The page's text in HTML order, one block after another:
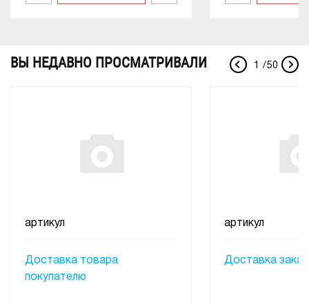
ВЫ НЕДАВНО ПРОСМАТРИВАЛИ /50
Доставка товара
покупателю
артикул
Доставка
артикул
1